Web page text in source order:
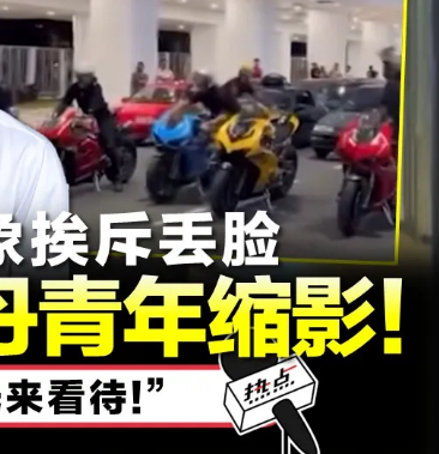
一名蓝衣男子突然起身冲向青年，随后另外两名
钟的疯狂围殴。
扯其头发阻止他逃走，甚至随手抓起桌上的茶
店外。但对方依然穷追不舍，直到青年被打至面
日迅速逮捕3名嫌犯。
，因不满被青年注视而老羞成怒动武，3名嫌犯已